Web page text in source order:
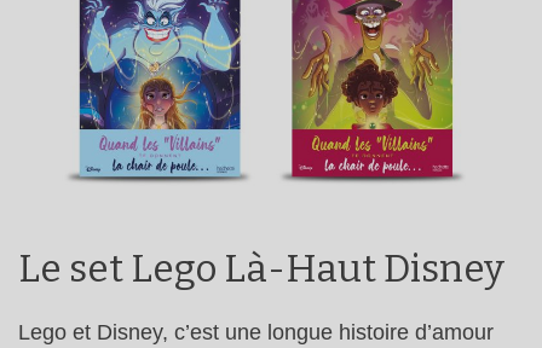
Le set Lego Là-Haut Disney
Lego et Disney, c’est une longue histoire d’amour